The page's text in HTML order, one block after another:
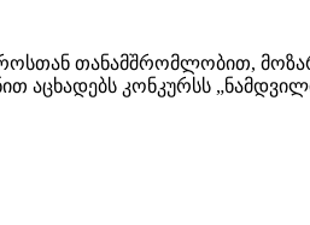
თანამშრომლობით,
აცხადებს კონკურსს